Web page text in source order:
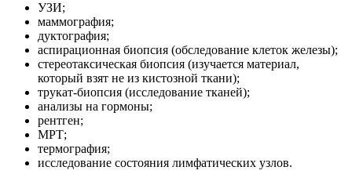
УЗИ;
маммография;
дуктография;
аспирационная биопсия (обследование клеток железы);
стереотаксическая биопсия (изучается материал,
который взят не из кистозной ткани);
трукат-биопсия (исследование тканей);
анализы на гормоны;
рентген;
МРТ;
термография;
исследование состояния лимфатических узлов.